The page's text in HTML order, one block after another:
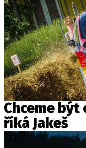
Chceme být
říká Jakeš